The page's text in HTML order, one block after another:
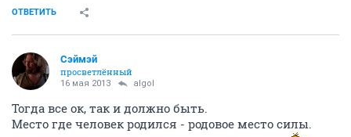
ОТВЕТИТЬ
Сэймэй
просветлённый
16 мая 2013 algol
Тогда все ок, так и должно быть.
Место где человек родился - родовое место силы.